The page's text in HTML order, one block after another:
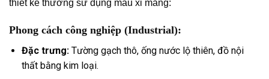
thiết kế thường sử dụng màu xi măng:
Phong cách công nghiệp (Industrial):
Đặc trưng:Tường gạch thô, ống nước lộ thiên, đồ nội
thất bằng kim loại.